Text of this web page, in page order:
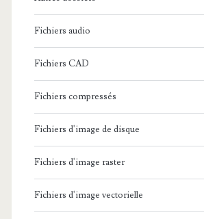
Fichiers audio
Fichiers CAD
Fichiers compressés
Fichiers d'image de disque
Fichiers d'image raster
Fichiers d'image vectorielle